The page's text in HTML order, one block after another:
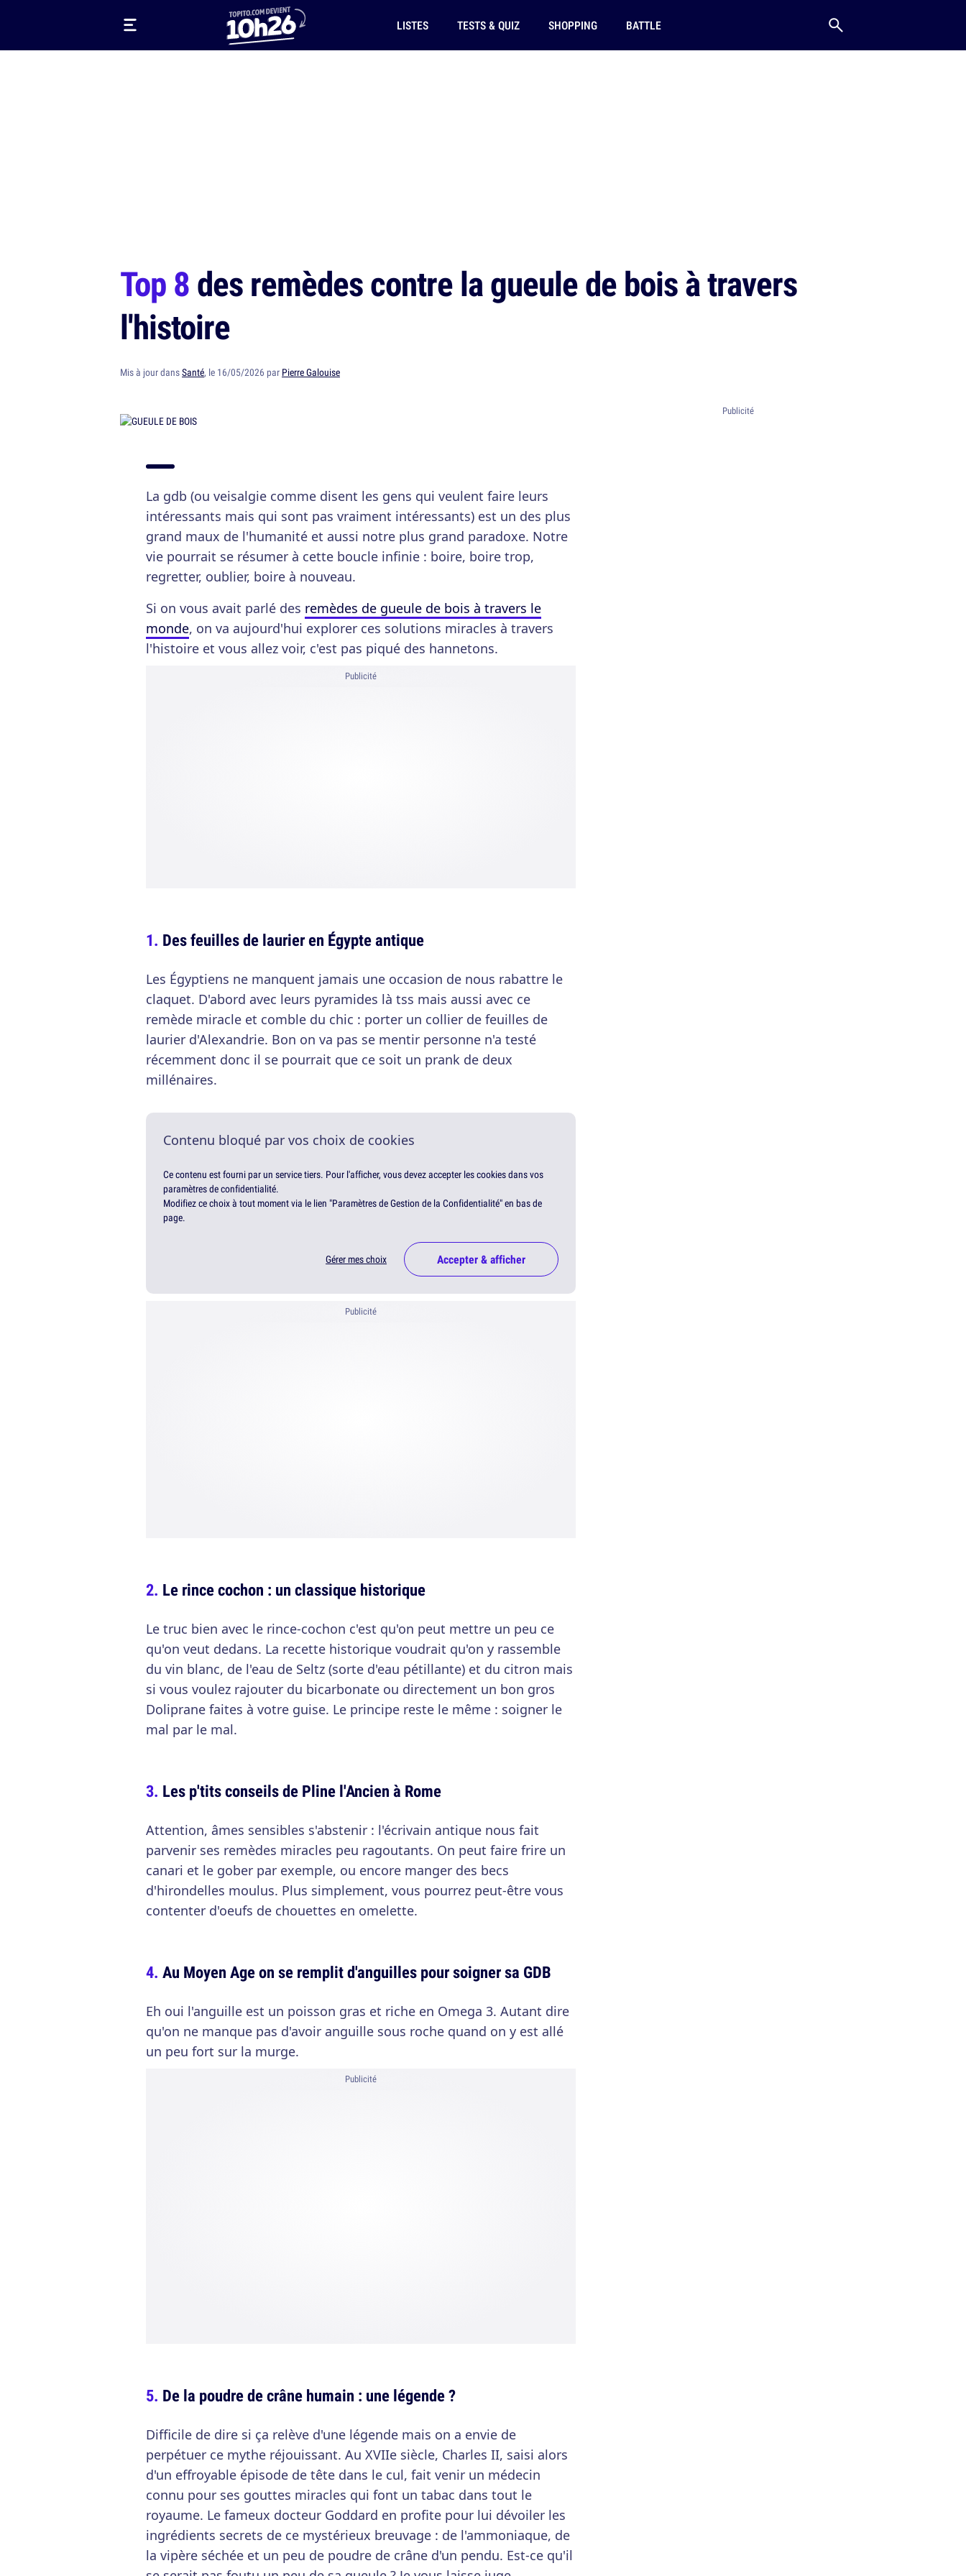
LISTES TESTS & QUIZ SHOPPING BATTLE
Top 8des remèdes contre la gueule de bois à travers
l'histoire
Mis à jour dansSanté, le 16/05/2026 par Pierre Galouise
La gdb (ou veisalgie comme disent les gens qui veulent faire leurs
intéressants mais qui sont pas vraiment intéressants) est un des plus
grand maux de l'humanité et aussi notre plus grand paradoxe. Notre
vie pourrait se résumer à cette boucle infinie : boire, boire trop,
regretter, oublier, boire à nouveau.
Si on vous avait parlé des remèdes de gueule de bois à travers le
monde, on va aujourd'hui explorer ces solutions miracles à travers
l'histoire et vous allez voir, c'est pas piqué des hannetons.
Publicité
Des feuilles de laurier en Égypte antique
Les Égyptiens ne manquent jamais une occasion de nous rabattre le
claquet. D'abord avec leurs pyramides là tss mais aussi avec ce
remède miracle et comble du chic : porter un collier de feuilles de
laurier d'Alexandrie. Bon on va pas se mentir personne n'a testé
récemment donc il se pourrait que ce soit un prank de deux
millénaires.
Contenu bloqué par vos choix de cookies
Ce contenu est fourni par un service tiers. Pour l'afficher, vous devez accepter les cookies dans vos
paramètres de confidentialité.
Modifiez ce choix à tout moment via le lien "Paramètres de Gestion de la Confidentialité" en bas de
page.
Gérer mes choix Accepter & afficher
Publicité
Le rince cochon : un classique historique
Le truc bien avec le rince-cochon c'est qu'on peut mettre un peu ce
qu'on veut dedans. La recette historique voudrait qu'on y rassemble
du vin blanc, de l'eau de Seltz (sorte d'eau pétillante) et du citron mais
si vous voulez rajouter du bicarbonate ou directement un bon gros
Doliprane faites à votre guise. Le principe reste le même : soigner le
mal par le mal.
Les p'tits conseils de Pline l'Ancien à Rome
Attention, âmes sensibles s'abstenir : l'écrivain antique nous fait
parvenir ses remèdes miracles peu ragoutants. On peut faire frire un
canari et le gober par exemple, ou encore manger des becs
d'hirondelles moulus. Plus simplement, vous pourrez peut-être vous
contenter d'oeufs de chouettes en omelette.
Au Moyen Age on se remplit d'anguilles pour soigner sa GDB
Eh oui l'anguille est un poisson gras et riche en Omega 3. Autant dire
qu'on ne manque pas d'avoir anguille sous roche quand on y est allé
un peu fort sur la murge.
Publicité
De la poudre de crâne humain : une légende ?
Difficile de dire si ça relève d'une légende mais on a envie de
perpétuer ce mythe réjouissant. Au XVIIe siècle, Charles II, saisi alors
d'un effroyable épisode de tête dans le cul, fait venir un médecin
connu pour ses gouttes miracles qui font un tabac dans tout le
royaume. Le fameux docteur Goddard en profite pour lui dévoiler les
ingrédients secrets de ce mystérieux breuvage : de l'ammoniaque, de
la vipère séchée et un peu de poudre de crâne d'un pendu. Est-ce qu'il